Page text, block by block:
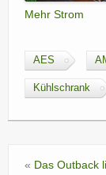
Mehr Strom
AES
Kühlschrank
« Das Outback